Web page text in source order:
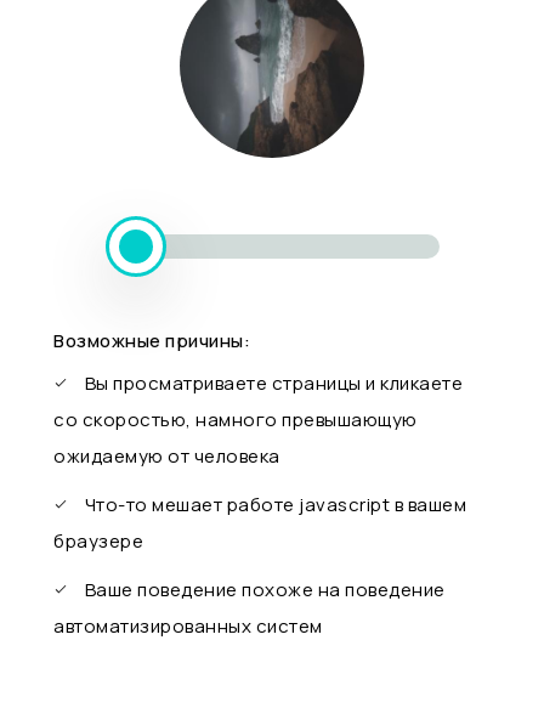
Возможные причины:
Вы просматриваете страницы и кликаете
со скоростью, намного превышающую
ожидаемую от человека
Что-то мешает работе javascript в вашем
браузере
Ваше поведение похоже на поведение
автоматизированных систем